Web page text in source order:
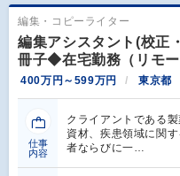
編集・コピーライター
編集アシスタント(校正
冊子◆在宅勤務（リモ
400万円～599万円 東京都
仕事
内容
クライアントである
資材、疾患領域に関
者ならびに一…